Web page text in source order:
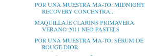
POR UNA MUESTRA MA-TO: MIDNIGHT
RECOVERY CONCENTRA...
MAQUILLAJE CLARINS PRIMAVERA
VERANO 2011 NEO PASTELS
POR UNA MUESTRA MA-TO: SÉRUM DE
ROUGE DIOR